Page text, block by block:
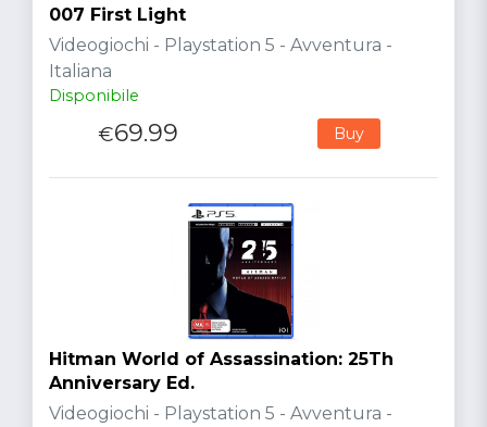
007 First Light
Videogiochi - Playstation 5 - Avventura -
Italiana
Disponibile
€69.99 Buy
Hitman World of Assassination: 25Th
Anniversary Ed.
Videogiochi - Playstation 5 - Avventura -